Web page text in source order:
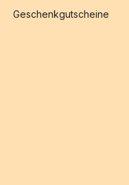
Geschenkgutscheine